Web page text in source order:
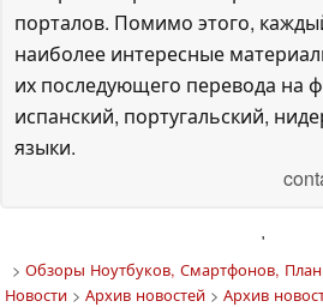
порталов. Помимо этого,
наиболее интересные
их последующего перевода на
испанский, португальский,
языки.
'
> Обзоры Ноутбуков, Смартфонов,
Новости> Архив новостей> Архив